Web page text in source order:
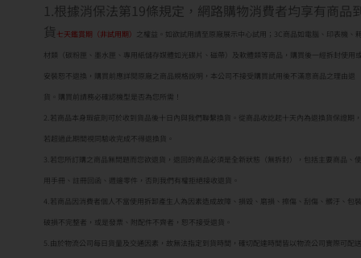
1.根據消保法第19條規定，網路購物消費者均享有商品
貨 七天鑑賞期（非試用期）
之權益。如欲試用請至原廠展示中心試用；3C商品如電腦、印表機、
材類（碳粉匣、墨水匣、專用紙儲存媒體如光碟片、磁帶）及軟體類等商品，購買後一經拆封使用
安裝恕不退換，購買前應詳閱原廠之商品規格說明，本公司不接受購買試用後不滿意商品之理由退
貨。購買前請務必確認機型是否為您所需！
2.若商品本身瑕疵則可於收到貨品後十日內與我們聯繫換貨。從商品收訖起十天內為退換貨保證期，
若超過此期間視同驗收完成不得退換貨。
3.若您所訂購之商品無問題而您欲退貨，退回的商品必須是全新狀態（無拆封），包括主要商品、使
用手冊、註冊回函、週邊零件，否則我們有權拒絕接收退貨。
4.若商品因消費者個人不當使用拆卸產生人為因素造成故障、損毀、磨損、擦傷、刮傷、髒汙、包裝
破損不完整者，或是發票、附配件不齊者，恕不接受退貨。
5.由於物流公司每日貨量及交通因素，故無法指定到貨時間，確切配達時間皆以物流公司實際可配送